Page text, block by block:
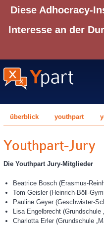
Diese Adhocracy-
Interesse an der
überblick youthpart
Youthpart-Jury
Die Youthpart Jury-Mitglieder
Beatrice Bosch (Erasmus-
Tom Geisler (Heinrich-Böll-
Pauline Geyer (Geschwister-
Lisa Engelbrecht (Grundschule
Charlotta Erler (Grundschule